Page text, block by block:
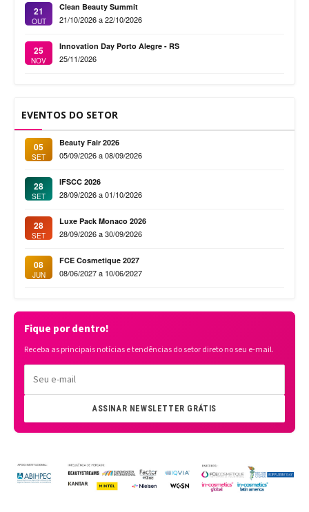
21
OUT
Clean Beauty Summit
21/10/2026 a 22/10/2026
25
NOV
Innovation Day Porto Alegre - RS
25/11/2026
EVENTOS DO SETOR
05
SET
Beauty Fair 2026
05/09/2026 a 08/09/2026
28
SET
IFSCC 2026
28/09/2026 a 01/10/2026
28
SET
Luxe Pack Monaco 2026
28/09/2026 a 30/09/2026
08
JUN
FCE Cosmetique 2027
08/06/2027 a 10/06/2027
Fique por dentro!
Receba as principais notícias e tendências do setor direto no seu e-mail.
ASSINAR NEWSLETTER GRÁTIS